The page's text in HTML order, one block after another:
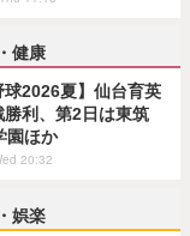
健康
球2026夏】仙台育英
勝利、第2日は東筑
園ほか
20:32
娯楽